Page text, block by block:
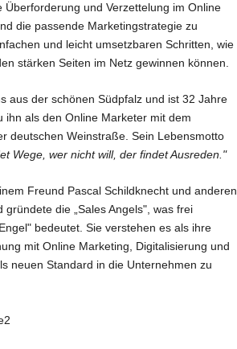
Überforderung und Verzettelung im Online
die passende Marketingstrategie zu
und leicht umsetzbaren Schritten, wie
stärken Seiten im Netz gewinnen können.
aus der schönen Südpfalz und ist 32 Jahre
ihn als den Online Marketer mit dem
deutschen Weinstraße. Sein Lebensmotto
Wege, wer nicht will, der findet Ausreden."
Freund Pascal Schildknecht und anderen
gründete die „Sales Angels", was frei
bedeutet. Sie verstehen es als ihre
mit Online Marketing, Digitalisierung und
neuen Standard in die Unternehmen zu